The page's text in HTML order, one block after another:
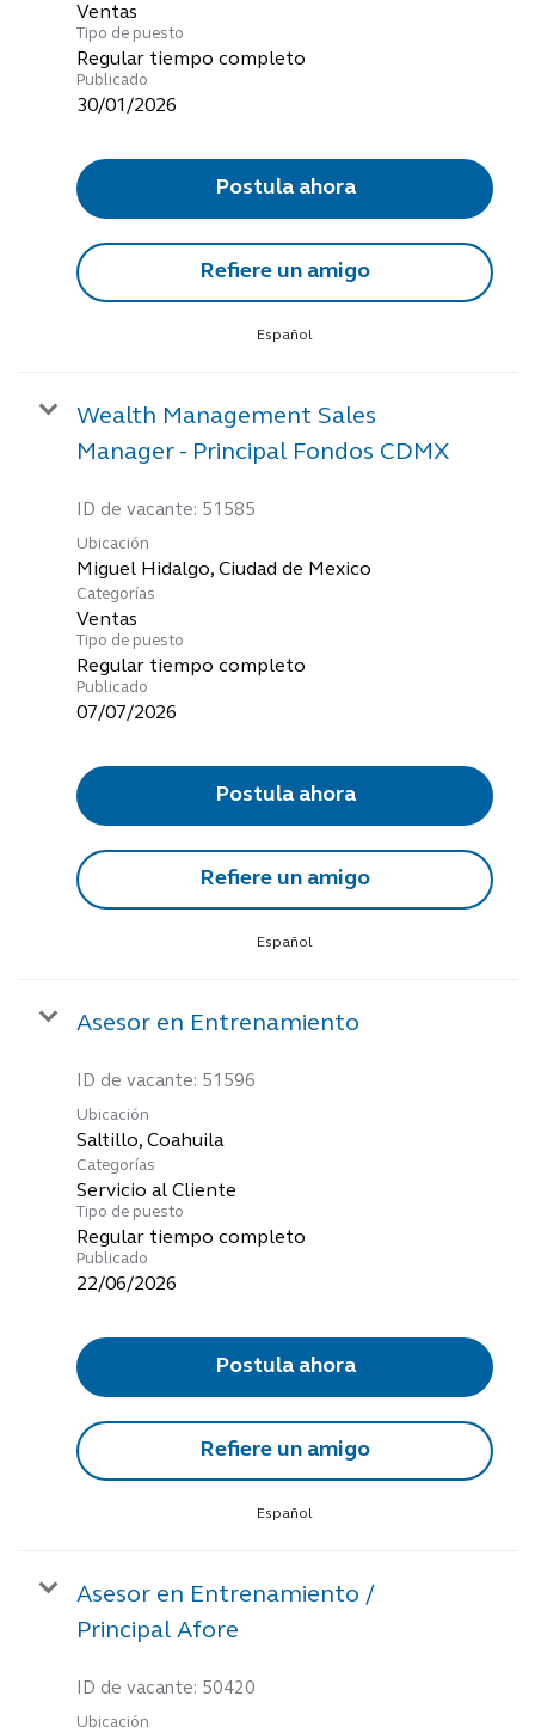
Ventas
Tipo de puesto
Regular tiempo completo
Publicado
30/01/2026
Postula ahora
Refiere un amigo
Español
Wealth Management Sales
Manager - Principal Fondos CDMX
ID de vacante: 51585
Ubicación
Categorías
Ventas
Tipo de puesto
Regular tiempo completo
Publicado
07/07/2026
Postula ahora
Refiere un amigo
Español
Asesor en Entrenamiento
ID de vacante: 51596
Ubicación
Categorías
Servicio al Cliente
Tipo de puesto
Regular tiempo completo
Publicado
22/06/2026
Postula ahora
Refiere un amigo
Español
Asesor en Entrenamiento /
Principal Afore
ID de vacante: 50420
Ubicación